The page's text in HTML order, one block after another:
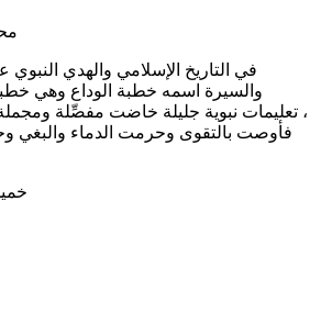
في التاريخ الإسلامي والهدي
والسيرة اسمه خطبة الوداع وهي
تعليمات نبوية جليلة خاضت مفصِّلة ومجملة في الحقوق والواجبات ،
فأوصت بالتقوى وحرمت الدماء والبغي
خميس, 04/